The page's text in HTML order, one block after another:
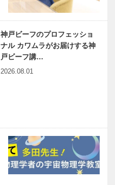
神戸ビーフのプロフェッショ
ナル カワムラがお届けする神
戸ビーフ講…
2026.08.01